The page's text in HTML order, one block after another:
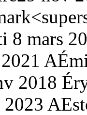
8 mars
A
2018
A